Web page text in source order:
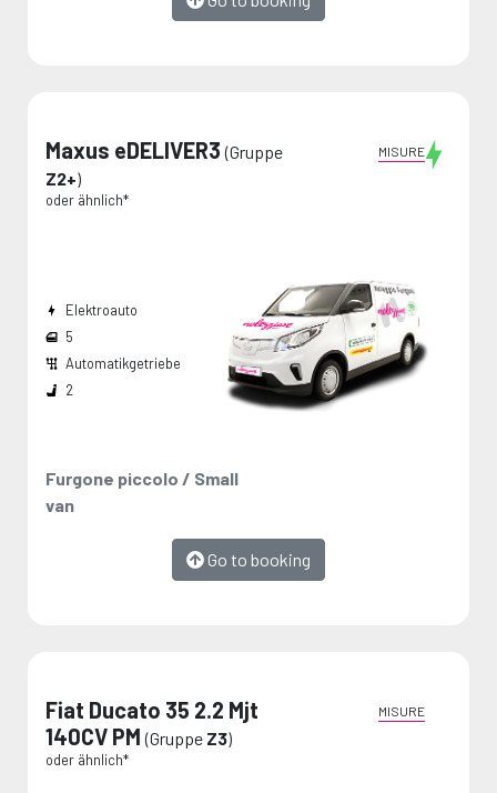
Maxus eDELIVER3(Gruppe
Z2+)
oder ähnlich*
Furgone piccolo / Small
van
MISURE
Go to booking
Elektroauto
5
Automatikgetriebe
2
Fiat Ducato 35 2.2 Mjt
140CV PM(Gruppe Z3)
oder ähnlich*
MISURE